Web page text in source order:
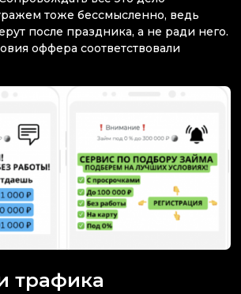
тоже бессмысленно, ведь
после праздника, а не ради него.
оффера соответствовали
трафика